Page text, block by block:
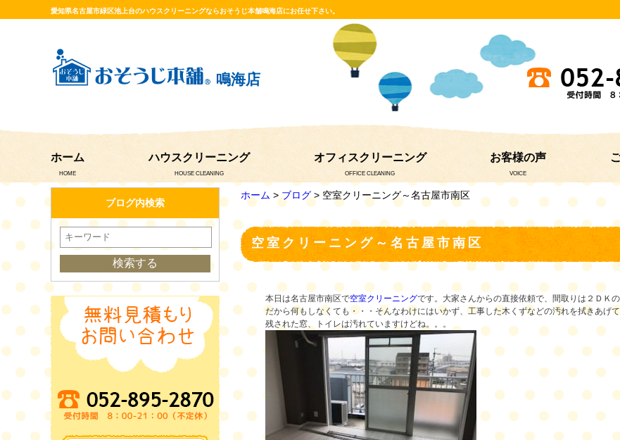
愛知県名古屋市緑区池上台のハウスクリーニングならおそうじ本舗鳴海店にお任せ下さい。
鳴海店
ホーム
HOME
ハウスクリーニング
HOUSE CLEANING
オフィスクリーニング
OFFICE CLEANING
お客様の声
VOICE
ホーム >ブログ> 空室クリーニング～名古屋市南区
空室クリーニング～名古屋市南区
本日は名古屋市南区で空室クリーニングです。大家さんからの直接依頼で、間取りは２Ｄ
だから何もしなくても・・・そんなわけにはいかず、工事した木くずなどの汚れを拭きあ
残された窓、トイレは汚れていますけどね。。。
ブログ内検索